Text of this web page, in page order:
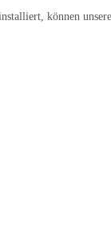
können